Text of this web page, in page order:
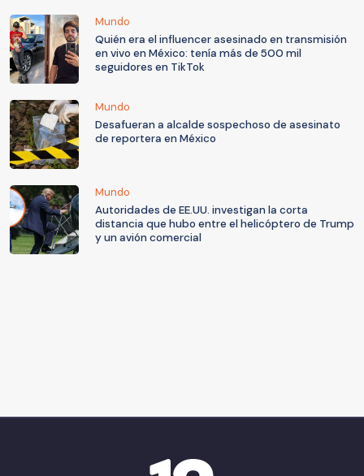
Mundo
Quién era el influencer asesinado en transmisión
en vivo en México: tenía más de 500 mil
seguidores en TikTok
Mundo
Desafueran a alcalde sospechoso de asesinato
de reportera en México
Mundo
Autoridades de EE.UU. investigan la corta
distancia que hubo entre el helicóptero de Trump
y un avión comercial